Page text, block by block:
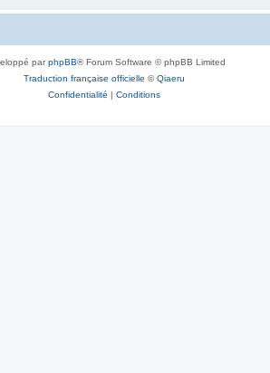
parphpBB® Forum Software © phpBB Limited
Traduction française officielle ©Qiaeru
Confidentialité | Conditions